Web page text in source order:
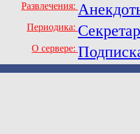
Развлечения:
Периодика:
О сервере: